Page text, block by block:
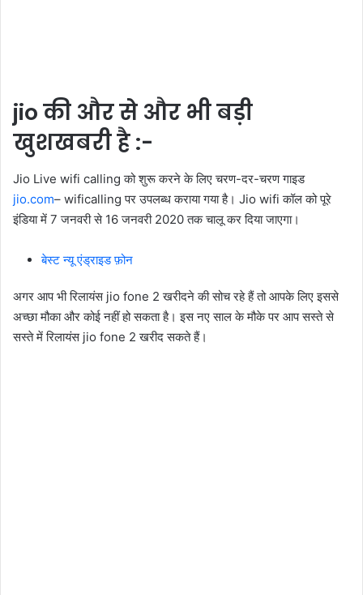
jio की और से और भी बड़ी
खुशखबरी है :-
Jio Live wifi calling को शुरू करने के लिए चरण-दर-चरण गाइड
jio.com– wificalling पर उपलब्‍ध कराया गया है। Jio wifi कॉल को पूरे
इंडिया में 7 जनवरी से 16 जनवरी 2020 तक चालू कर दिया जाएगा।
बेस्ट न्यू एंड्राइड फ़ोन
अगर आप भी रिलायंस jio fone 2 खरीदने की सोच रहे हैं तो आपके लिए इससे
अच्छा मौका और कोई नहीं हो सकता है। इस नए साल के मौके पर आप सस्ते से
सस्ते में रिलायंस jio fone 2 खरीद सकते हैं।